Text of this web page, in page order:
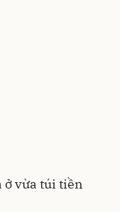
vừa túi tiền